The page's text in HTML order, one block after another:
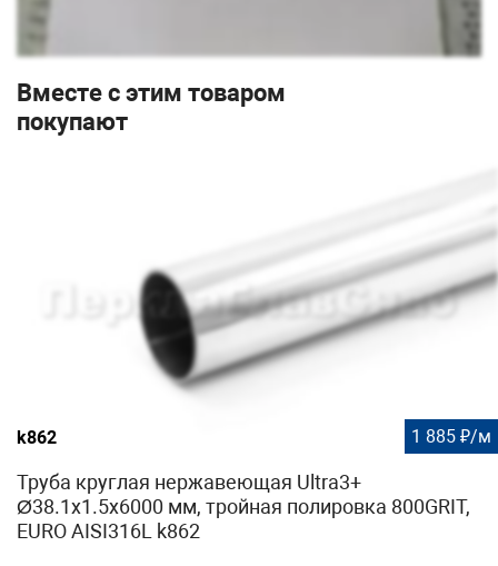
Вместе с этим товаром
покупают
k862 1 885 ₽/м
Труба круглая нержавеющая Ultra3+
Ø38.1х1.5х6000 мм, тройная полировка 800GRIT,
EURO AISI316L k862